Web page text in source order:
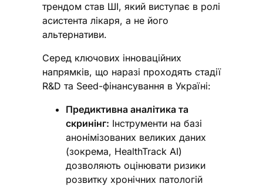
трендом став ШІ, який виступає в ролі
асистента лікаря, а не його
альтернативи.
Серед ключових інноваційних
напрямків, що наразі проходять стадії
R&D та Seed-фінансування в Україні:
Предиктивна аналітика та
скринінг: Інструменти на базі
анонімізованих великих даних
(зокрема, HealthTrack AI)
дозволяють оцінювати ризики
розвитку хронічних патологій